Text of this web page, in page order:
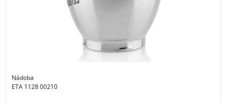
Nádoba
ETA 1128 00210